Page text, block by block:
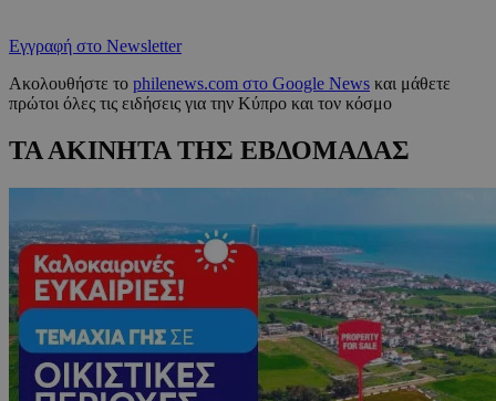
Εγγραφή στο Newsletter
Ακολουθήστε το philenews.com στο Google News και μάθετε
πρώτοι όλες τις ειδήσεις για την Κύπρο και τον κόσμο
ΤΑ ΑΚΙΝΗΤΑ ΤΗΣ ΕΒΔΟΜΑΔΑΣ